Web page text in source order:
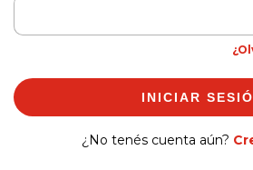
INICIAR
¿No tenés cuenta aún?